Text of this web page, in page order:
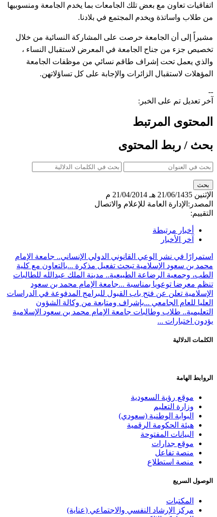
اتفاقيات تعاون مع بعض تلك الجامعات بما يخدم الجامعة ومنسوبيها
من طلاب واساتذة ويخدم المجتمع في بلادنا.
مشيراً إلى أن الجامعة حرصت على المشاركة النسائية من خلال
تخصيص جزء من جناح الجامعة في المعرض لاستقبال النساء ،
والذي يعمل تحت إشراف طاقم نسائي من موظفات الجامعة
المؤهلات لاستقبال الزائرات والإجابة على كل تساؤلاتهن.
--
آخر تعديل تم على الخبر:
المحتوى المرتبط
بحث / ربط المحتوى
الإثنين 21/06/1435 هـ
21/04/2014 م
المصدر: الإدارة العامة للإعلام والاتصال
التقييم:
أخبار مرتبطة
آخر الأخبار
استمرارًا في نشر الوعي القانوني الدولي الإنساني.. جامعة الإمام
محمد بن سعود الإسلامية تبحث تفعيل مذكرة ...بالتعاون مع كلية
الطب، وجمعية الرضاعة الطبيعية.. مدينة الملك عبدالله للطالبات
تنظم معرضا توعويا بمناسبة ...جامعة الإمام محمد بن سعود
الإسلامية تعلن عن فتح باب القبول للبرامج المدفوعة في الدراسات
العليا للعام الجامعي ...بإشراف ومتابعة من وكالة الشؤون
التعليمية.. طلاب وطالبات جامعة الإمام محمد بن سعود الإسلامية
يؤدون اختبارات ...
الكلمات الدلالية
الروابط الهامة
موقع رؤية السعودية
وزارة التعليم
البوابة الوطنية (سعودي)
هيئة الحكومة الرقمية
البيانات المفتوحة
موقع جدارات
منصة تفاعل
منصة استطلاع
الوصول السريع
المكتبات
مركز الإرشاد النفسي والاجتماعي (عناية)